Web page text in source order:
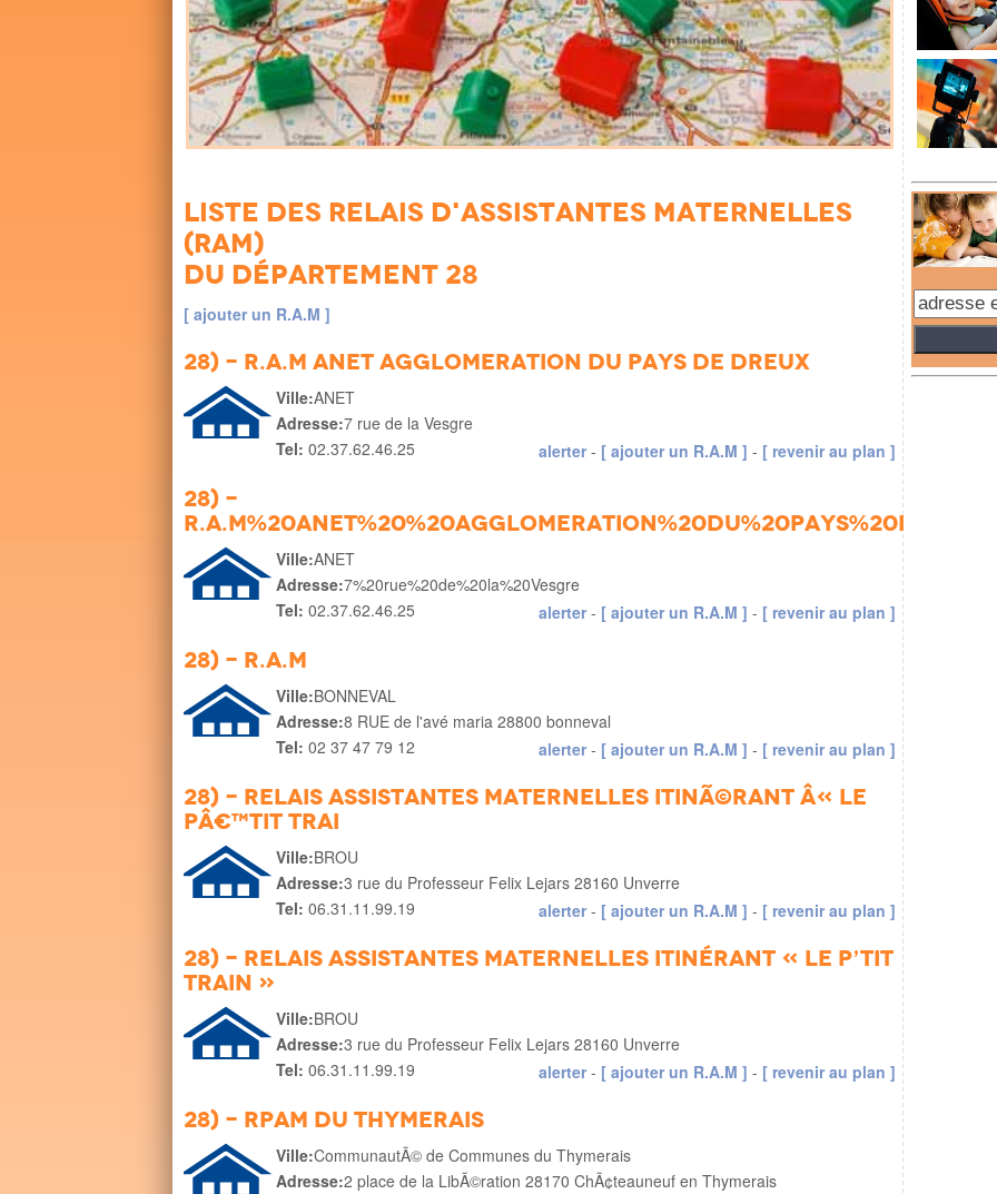
Liste des Relais d'Assistantes Maternelles
(RAM)
du département 28
[ ajouter un R.A.M ]
28) - R.A.M ANET Agglomeration du pays de dreux
Ville:ANET
Adresse:7 rue de la Vesgre
Tel: 02.37.62.46.25 alerter - [ ajouter un R.A.M ] - [ revenir au plan ]
28) -
Ville:ANET
Adresse:7%20rue%20de%20la%20Vesgre
Tel: 02.37.62.46.25 alerter - [ ajouter un R.A.M ] - [ revenir au plan ]
28) - R.A.M
Ville:BONNEVAL
Adresse:8 RUE de l'avé maria 28800 bonneval
Tel: 02 37 47 79 12 alerter - [ ajouter un R.A.M ] - [ revenir au plan ]
28) - Relais Assistantes Maternelles itinÃ©rant Â« Le
Pâ€™tit Trai
Ville:BROU
Adresse:3 rue du Professeur Felix Lejars 28160 Unverre
Tel: 06.31.11.99.19 alerter - [ ajouter un R.A.M ] - [ revenir au plan ]
28) - Relais Assistantes Maternelles itinérant « Le P’tit
Train »
Ville:BROU
Adresse:3 rue du Professeur Felix Lejars 28160 Unverre
Tel: 06.31.11.99.19 alerter - [ ajouter un R.A.M ] - [ revenir au plan ]
28) - RPAM du Thymerais
Ville:CommunautÃ© de Communes du Thymerais
Adresse:2 place de la LibÃ©ration 28170 ChÃ¢teauneuf en Thymerais